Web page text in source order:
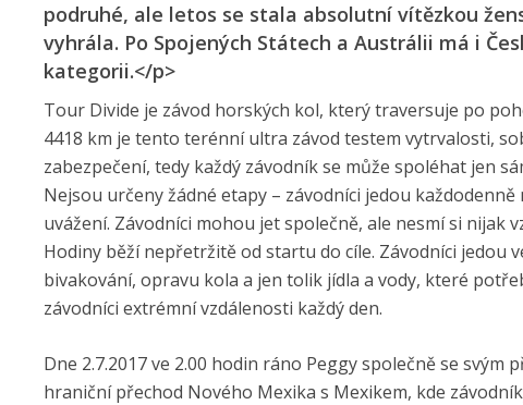
podruhé, ale letos se stala absolutní vítězkou
vyhrála. Po Spojených Státech a Austrálii má i
kategorii.</p>
Tour Divide je závod horských kol, který traversuje po
4418 km je tento terénní ultra závod testem vytrvalosti,
zabezpečení, tedy každý závodník se může spoléhat jen
Nejsou určeny žádné etapy – závodníci jedou
uvážení. Závodníci mohou jet společně, ale nesmí si nijak
Hodiny běží nepřetržitě od startu do cíle. Závodníci jedou
bivakování, opravu kola a jen tolik jídla a vody, které
závodníci extrémní vzdálenosti každý den.
Dne 2.7.2017 ve 2.00 hodin ráno Peggy společně se svým
hraniční přechod Nového Mexika s Mexikem, kde